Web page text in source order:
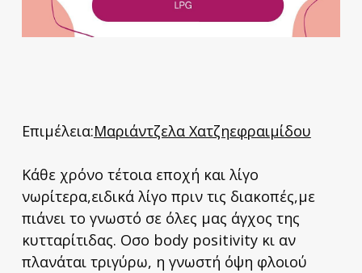
Επιμέλεια:Μαριάντζελα Χατζηεφραιμίδου
Κάθε χρόνο τέτοια εποχή και λίγο
νωρίτερα,ειδικά λίγο πριν τις διακοπές,με
πιάνει το γνωστό σε όλες μας άγχος της
κυτταρίτιδας. Οσο body positivity κι αν
πλανάται τριγύρω, η γνωστή όψη φλοιού